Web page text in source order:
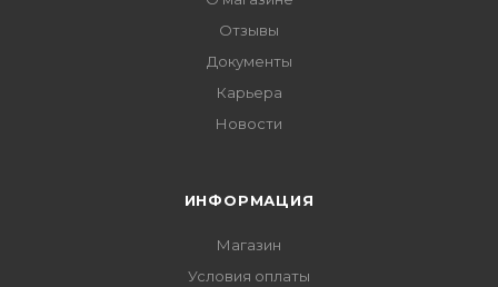
Отзывы
Документы
Карьера
Новости
ИНФОРМАЦИЯ
Магазин
Условия оплаты